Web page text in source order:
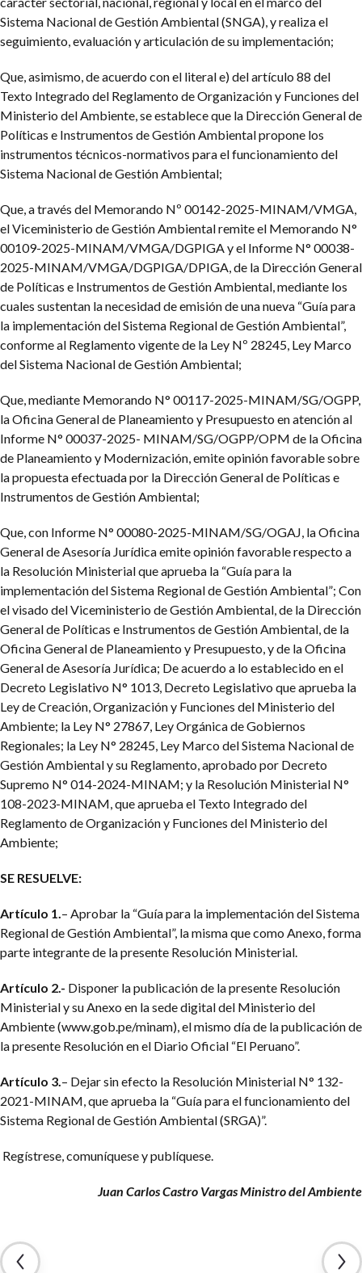
Sistema Nacional de Gestión Ambiental (SNGA), y realiza el
seguimiento, evaluación y articulación de su implementación;
Que, asimismo, de acuerdo con el literal e) del artículo 88 del
Texto Integrado del Reglamento de Organización y Funciones del
Ministerio del Ambiente, se establece que la Dirección General de
Políticas e Instrumentos de Gestión Ambiental propone los
instrumentos técnicos-normativos para el funcionamiento del
Sistema Nacional de Gestión Ambiental;
Que, a través del Memorando Nº 00142-2025-MINAM/VMGA,
el Viceministerio de Gestión Ambiental remite el Memorando N°
00109-2025-MINAM/VMGA/DGPIGA y el Informe N° 00038-
2025-MINAM/VMGA/DGPIGA/DPIGA, de la Dirección General
de Políticas e Instrumentos de Gestión Ambiental, mediante los
cuales sustentan la necesidad de emisión de una nueva “Guía para
la implementación del Sistema Regional de Gestión Ambiental”,
conforme al Reglamento vigente de la Ley Nº 28245, Ley Marco
del Sistema Nacional de Gestión Ambiental;
Que, mediante Memorando N° 00117-2025-MINAM/SG/OGPP,
la Oficina General de Planeamiento y Presupuesto en atención al
Informe N° 00037-2025- MINAM/SG/OGPP/OPM de la Oficina
de Planeamiento y Modernización, emite opinión favorable sobre
la propuesta efectuada por la Dirección General de Políticas e
Instrumentos de Gestión Ambiental;
Que, con Informe N° 00080-2025-MINAM/SG/OGAJ, la Oficina
General de Asesoría Jurídica emite opinión favorable respecto a
la Resolución Ministerial que aprueba la “Guía para la
implementación del Sistema Regional de Gestión Ambiental”; Con
el visado del Viceministerio de Gestión Ambiental, de la Dirección
General de Políticas e Instrumentos de Gestión Ambiental, de la
Oficina General de Planeamiento y Presupuesto, y de la Oficina
General de Asesoría Jurídica; De acuerdo a lo establecido en el
Decreto Legislativo N° 1013, Decreto Legislativo que aprueba la
Ley de Creación, Organización y Funciones del Ministerio del
Ambiente; la Ley N° 27867, Ley Orgánica de Gobiernos
Regionales; la Ley N° 28245, Ley Marco del Sistema Nacional de
Gestión Ambiental y su Reglamento, aprobado por Decreto
Supremo N° 014-2024-MINAM; y la Resolución Ministerial N°
108-2023-MINAM, que aprueba el Texto Integrado del
Reglamento de Organización y Funciones del Ministerio del
Ambiente;
SE RESUELVE:
Artículo 1. – Aprobar la “Guía para la implementación del Sistema
Regional de Gestión Ambiental”, la misma que como Anexo, forma
parte integrante de la presente Resolución Ministerial.
Artículo 2.- Disponer la publicación de la presente Resolución
Ministerial y su Anexo en la sede digital del Ministerio del
Ambiente (www.gob.pe/minam), el mismo día de la publicación de
la presente Resolución en el Diario Oficial “El Peruano”.
Artículo 3. – Dejar sin efecto la Resolución Ministerial N° 132-
2021-MINAM, que aprueba la “Guía para el funcionamiento del
Sistema Regional de Gestión Ambiental (SRGA)”.
Regístrese, comuníquese y publíquese.
Juan Carlos Castro Vargas Ministro del Ambiente